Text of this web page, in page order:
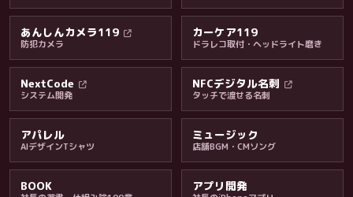
料金・保証・ご案内
あんしんカメラ119
防犯カメラ
カーケア119
ドラレコ取付・ヘッドライト磨き
NextCode
システム開発
NFCデジタル名刺
タッチで渡せる名刺
アパレル
AIデザインTシャツ
ミュージック
店舗BGM・CMソング
BOOK アプリ開発